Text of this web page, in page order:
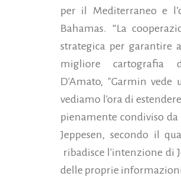
per il Mediterraneo e
Bahamas. “La
strategica per garantire
migliore cartografia
D'Amato, "Garmin vede
vediamo l'ora di
pienamente condiviso
Jeppesen, secondo il
ribadisce l'intenzione di
delle proprie